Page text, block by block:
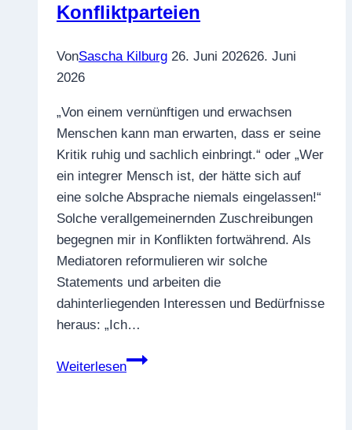
Konfliktparteien
VonSascha Kilburg 26. Juni 202626. Juni
2026
„Von einem vernünftigen und erwachsen
Menschen kann man erwarten, dass er seine
Kritik ruhig und sachlich einbringt.“ oder „Wer
ein integrer Mensch ist, der hätte sich auf
eine solche Absprache niemals eingelassen!“
Solche verallgemeinernden Zuschreibungen
begegnen mir in Konflikten fortwährend. Als
Mediatoren reformulieren wir solche
Statements und arbeiten die
dahinterliegenden Interessen und Bedürfnisse
heraus: „Ich…
Weiterlesen
Attributionen